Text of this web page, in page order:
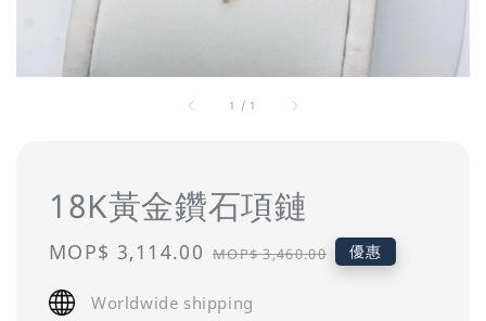
1 / 1
18K黃金鑽石項鏈
Sale
MOP$ 3,114.00 Regular
MOP$ 3,460.00 優惠
Worldwide shipping